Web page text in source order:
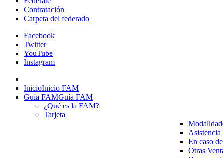
Contratación
Carpeta del federado
Facebook
Twitter
YouTube
Instagram
InicioInicio FAM
Guía FAMGuía FAM
¿Qué es la FAM?
Tarjeta
Asistencia
En caso
Otras